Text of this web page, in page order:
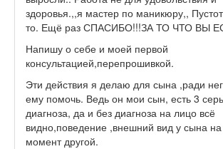
здоровья.,,я мастер по маникюру,,
то. Ещё раз СПАСИБО!!!ЗА ТО ЧТО ВЫ
Напишу о себе и моей первой
консультацией,перепрошивкой.
Эти действия я делаю для сына ,ради
ему помочь. Ведь он мои сын, есть 3
диагноза, да и без диагноза на лицо всё
видно,поведение ,внешний вид у сына
момент другой.